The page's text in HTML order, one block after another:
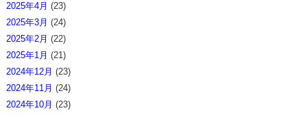
2025年4月 (23)
2025年3月 (24)
2025年2月 (22)
2025年1月 (21)
2024年12月 (23)
2024年11月 (24)
2024年10月 (23)